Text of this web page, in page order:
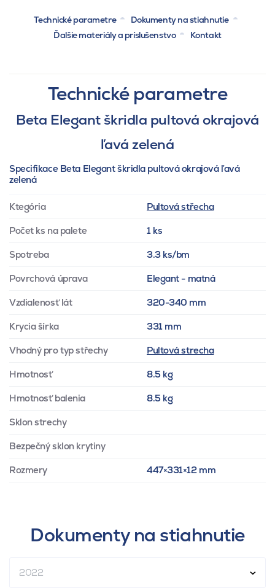
Technické parametre
Dokumenty na stiahnutie
Ďalšie materiály a príslušenstvo
Kontakt
Technické parametre
Beta Elegant škridla pultová okrajová
ľavá zelená
Specifikace Beta Elegant škridla pultová okrajová ľavá
zelená
Ktegória Pultová střecha
Počet ks na palete 1 ks
Spotreba 3.3 ks/bm
Povrchová úprava Elegant - matná
Vzdialenosť lát 320-340 mm
Krycia šírka 331 mm
Vhodný pro typ střechy Pultová strecha
Hmotnosť 8.5 kg
Hmotnosť balenia 8.5 kg
Sklon strechy
Bezpečný sklon krytiny
Rozmery 447×331×12 mm
Dokumenty na stiahnutie
2022